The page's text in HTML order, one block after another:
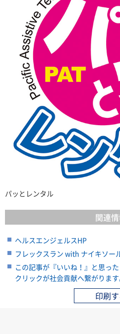
パッとレンタル
関連
ヘルスエンジェルスHP
フレックスラン with ナイキソ
この記事が『いいね！』と思っ
クリックが社会貢献へ繋がります
印刷